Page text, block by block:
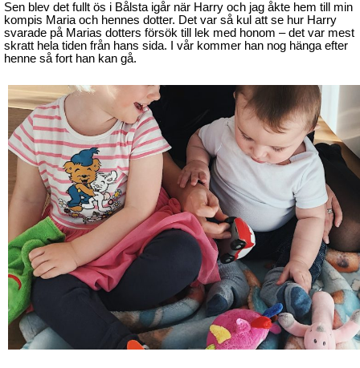
Sen blev det fullt ös i Bålsta igår när Harry och jag åkte hem till min
kompis Maria och hennes dotter. Det var så kul att se hur Harry
svarade på Marias dotters försök till lek med honom – det var mest
skratt hela tiden från hans sida. I vår kommer han nog hänga efter
henne så fort han kan gå.